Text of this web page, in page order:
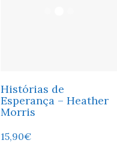
Histórias de
Esperança – Heather
Morris
15,90€